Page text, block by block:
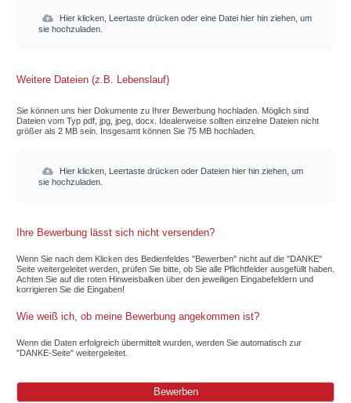
Hier klicken, Leertaste drücken oder eine Datei hier hin ziehen, um
sie hochzuladen.
Weitere Dateien (z.B. Lebenslauf)
Sie können uns hier Dokumente zu Ihrer Bewerbung hochladen. Möglich sind
Dateien vom Typ pdf, jpg, jpeg, docx. Idealerweise sollten einzelne Dateien nicht
größer als 2 MB sein. Insgesamt können Sie 75 MB hochladen.
Hier klicken, Leertaste drücken oder Dateien hier hin ziehen, um
sie hochzuladen.
Ihre Bewerbung lässt sich nicht versenden?
Wenn Sie nach dem Klicken des Bedienfeldes "Bewerben" nicht auf die "DANKE"
Seite weitergeleitet werden, prüfen Sie bitte, ob Sie alle Pflichtfelder ausgefüllt haben.
Achten Sie auf die roten Hinweisbalken über den jeweiligen Eingabefeldern und
korrigieren Sie die Eingaben!
Wie weiß ich, ob meine Bewerbung angekommen ist?
Wenn die Daten erfolgreich übermittelt wurden, werden Sie automatisch zur
"DANKE-Seite" weitergeleitet.